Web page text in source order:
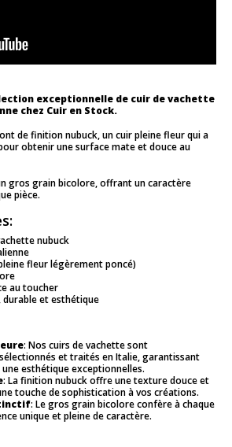
exceptionnelle de cuir de vachette
chez Cuir en Stock.
de finition nubuck, un cuir pleine fleur qui a
obtenir une surface mate et douce au
gros grain bicolore, offrant un caractère
pièce.
nubuck
fleur légèrement poncé)
au toucher
durable et esthétique
: Nos cuirs de vachette sont
et traités en Italie, garantissant
esthétique exceptionnelles.
: La finition nubuck offre une texture douce et
touche de sophistication à vos créations.
: Le gros grain bicolore confère à chaque
unique et pleine de caractère.